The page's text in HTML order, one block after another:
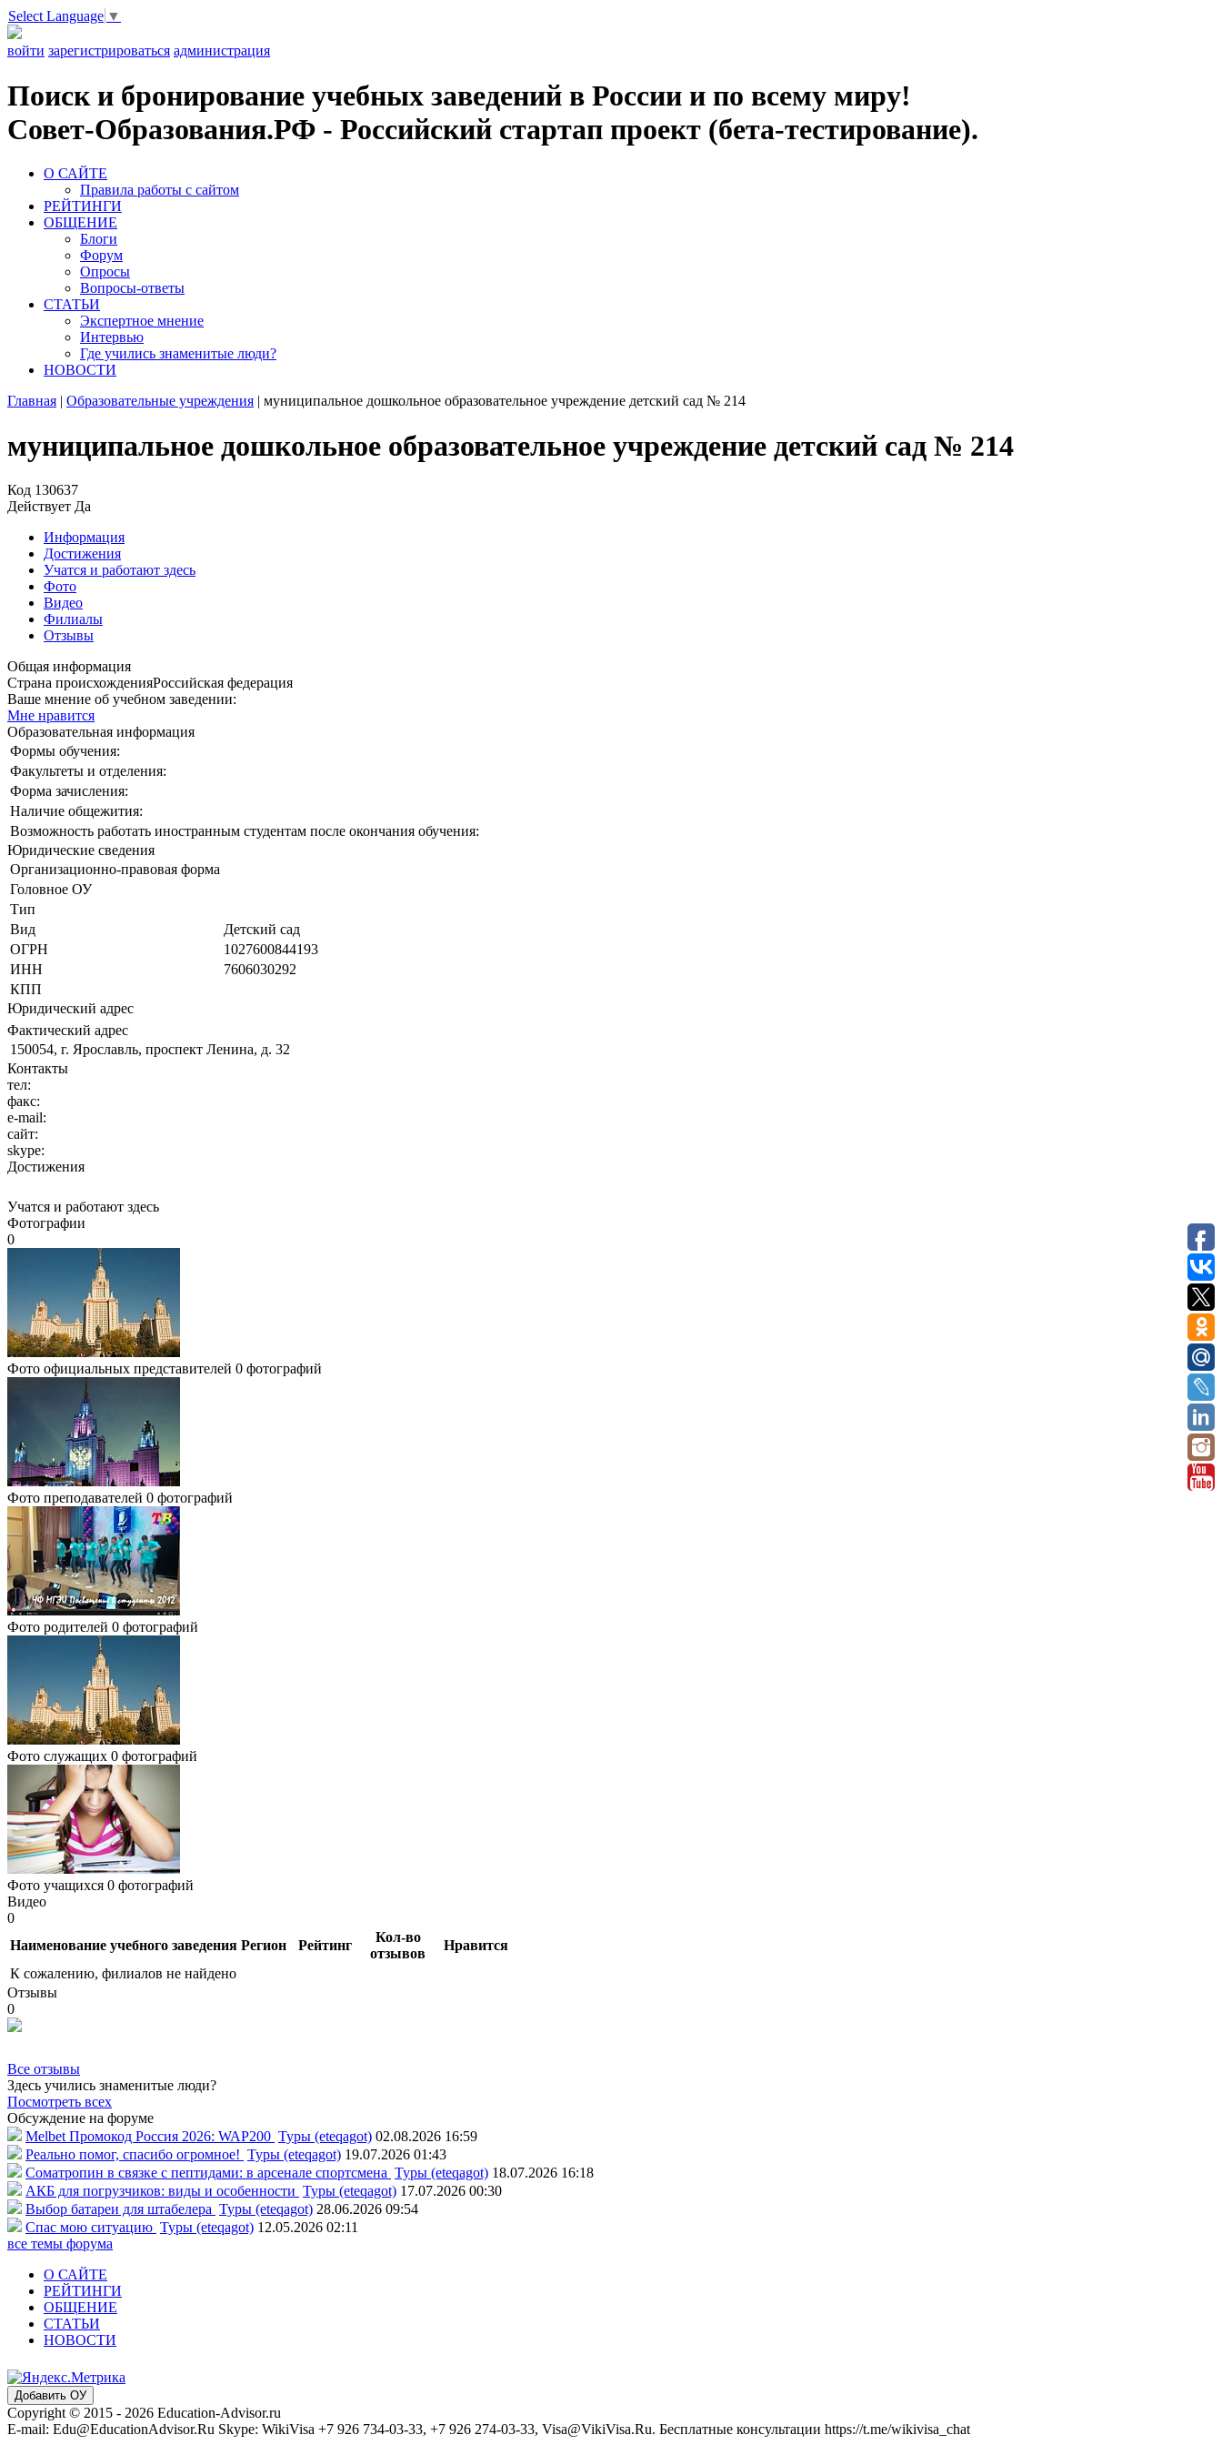
Select Language ▼
войти зарегистрироваться администрация
Поиск и бронирование учебных заведений в России и по всему миру!
Совет-Образования.РФ - Российский стартап проект (бета-тестирование).
О САЙТЕ
Правила работы с сайтом
РЕЙТИНГИ
ОБЩЕНИЕ
Блоги
Форум
Опросы
Вопросы-ответы
СТАТЬИ
Экспертное мнение
Интервью
Где учились знаменитые люди?
НОВОСТИ
Главная | Образовательные учреждения | муниципальное дошкольное образовательное учреждение детский сад № 214
муниципальное дошкольное образовательное учреждение детский сад № 214
Код 130637
Действует Да
Информация
Достижения
Учатся и работают здесь
Фото
Видео
Филиалы
Отзывы
Общая информация
Страна происхожденияРоссийская федерация
Ваше мнение об учебном заведении:
Мне нравится
Образовательная информация
Формы обучения:
Факультеты и отделения:
Форма зачисления:
Наличие общежития:
Возможность работать иностранным студентам после окончания обучения:
Юридические сведения
Организационно-правовая форма
Головное ОУ
Тип
Вид
Детский сад
ОГРН
1027600844193
ИНН
7606030292
КПП
Юридический адрес
Фактический адрес
150054, г. Ярославль, проспект Ленина, д. 32
Контакты
тел:
факс:
e-mail:
сайт:
skype:
Достижения
Учатся и работают здесь
Фотографии
0
Фото официальных представителей 0 фотографий
Фото преподавателей 0 фотографий
Фото родителей 0 фотографий
Фото служащих 0 фотографий
Фото учащихся 0 фотографий
Видео
0
Наименование учебного заведения Регион Рейтинг
Кол-во
отзывов
Нравится
К сожалению, филиалов не найдено
Отзывы
0
Все отзывы
Здесь учились знаменитые люди?
Посмотреть всех
Обсуждение на форуме
Melbet Промокод Россия 2026: WAP200 Туры (eteqagot) 02.08.2026 16:59
Реально помог, спасибо огромное! Туры (eteqagot) 19.07.2026 01:43
Соматропин в связке с пептидами: в арсенале спортсмена Туры (eteqagot) 18.07.2026 16:18
АКБ для погрузчиков: виды и особенности Туры (eteqagot) 17.07.2026 00:30
Выбор батареи для штабелера Туры (eteqagot) 28.06.2026 09:54
Спас мою ситуацию Туры (eteqagot) 12.05.2026 02:11
все темы форума
О САЙТЕ
РЕЙТИНГИ
ОБЩЕНИЕ
СТАТЬИ
НОВОСТИ
Добавить ОУ
Copyright © 2015 - 2026 Education-Advisor.ru
E-mail: Edu@EducationAdvisor.Ru Skype: WikiVisa +7 926 734-03-33, +7 926 274-03-33, Visa@VikiVisa.Ru. Бесплатные консультации https://t.me/wikivisa_chat